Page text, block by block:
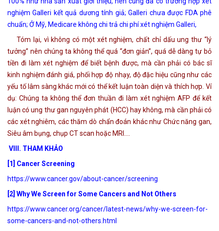
nghiệm Galleri kết quả dương tính giả; Galleri chưa được FDA phê
chuẩn; Ở Mỹ, Medicare không chi trả chi phí xét nghiệm Galleri,
Tóm lại, vì không có một xét nghiệm, chất chỉ dấu ung thư “lý
tưởng” nên chúng ta không thể quá “đơn giản”, quá dễ dàng tự bỏ
tiền đi làm xét nghiệm để biết bệnh được, mà cần phải có bác sĩ
kinh nghiệm đánh giá, phối hợp độ nhạy, độ đặc hiệu cũng như các
yếu tố lâm sàng khác mới có thể kết luận toàn diện và thích hợp. Ví
dụ: Chúng ta không thể đơn thuần đi làm xét nghiệm AFP để kết
luận có ung thư gan nguyên phát (HCC) hay không, mà cần phải có
các xét nghiêm, các thăm dò chẩn đoán khác như Chức năng gan,
Siêu âm bụng, chụp CT scan hoặc MRI….
VIII . THAM KHẢO
[1] Cancer Screening
https://www.cancer.gov/about-cancer/screening
[2] Why We Screen for Some Cancers and Not Others
https://www.cancer.org/cancer/latest-news/why-we-screen-for-
some-cancers-and-not-others.html